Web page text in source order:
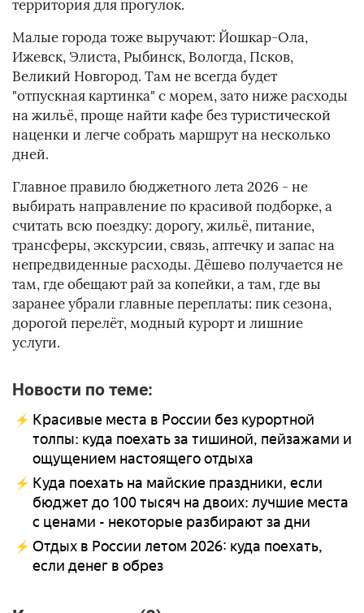
территория для прогулок.
Малые города тоже выручают: Йошкар-Ола,
Ижевск, Элиста, Рыбинск, Вологда, Псков,
Великий Новгород. Там не всегда будет
"отпускная картинка" с морем, зато ниже расходы
на жильё, проще найти кафе без туристической
наценки и легче собрать маршрут на несколько
дней.
Главное правило бюджетного лета 2026 - не
выбирать направление по красивой подборке, а
считать всю поездку: дорогу, жильё, питание,
трансферы, экскурсии, связь, аптечку и запас на
непредвиденные расходы. Дёшево получается не
там, где обещают рай за копейки, а там, где вы
заранее убрали главные переплаты: пик сезона,
дорогой перелёт, модный курорт и лишние
услуги.
Новости по теме:
Красивые места в России без курортной
толпы: куда поехать за тишиной, пейзажами и
ощущением настоящего отдыха
Куда поехать на майские праздники, если
бюджет до 100 тысяч на двоих: лучшие места
с ценами - некоторые разбирают за дни
Отдых в России летом 2026: куда поехать,
если денег в обрез